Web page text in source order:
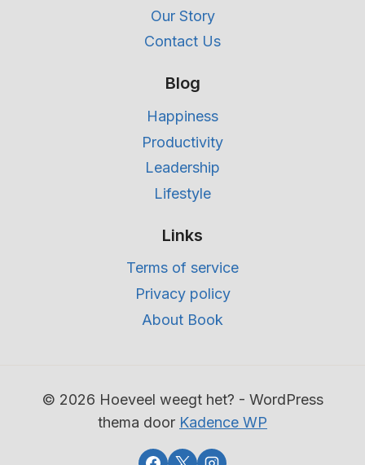
Our Story
Contact Us
Blog
Happiness
Productivity
Leadership
Lifestyle
Links
Terms of service
Privacy policy
About Book
© 2026 Hoeveel weegt het? - WordPress
thema door Kadence WP